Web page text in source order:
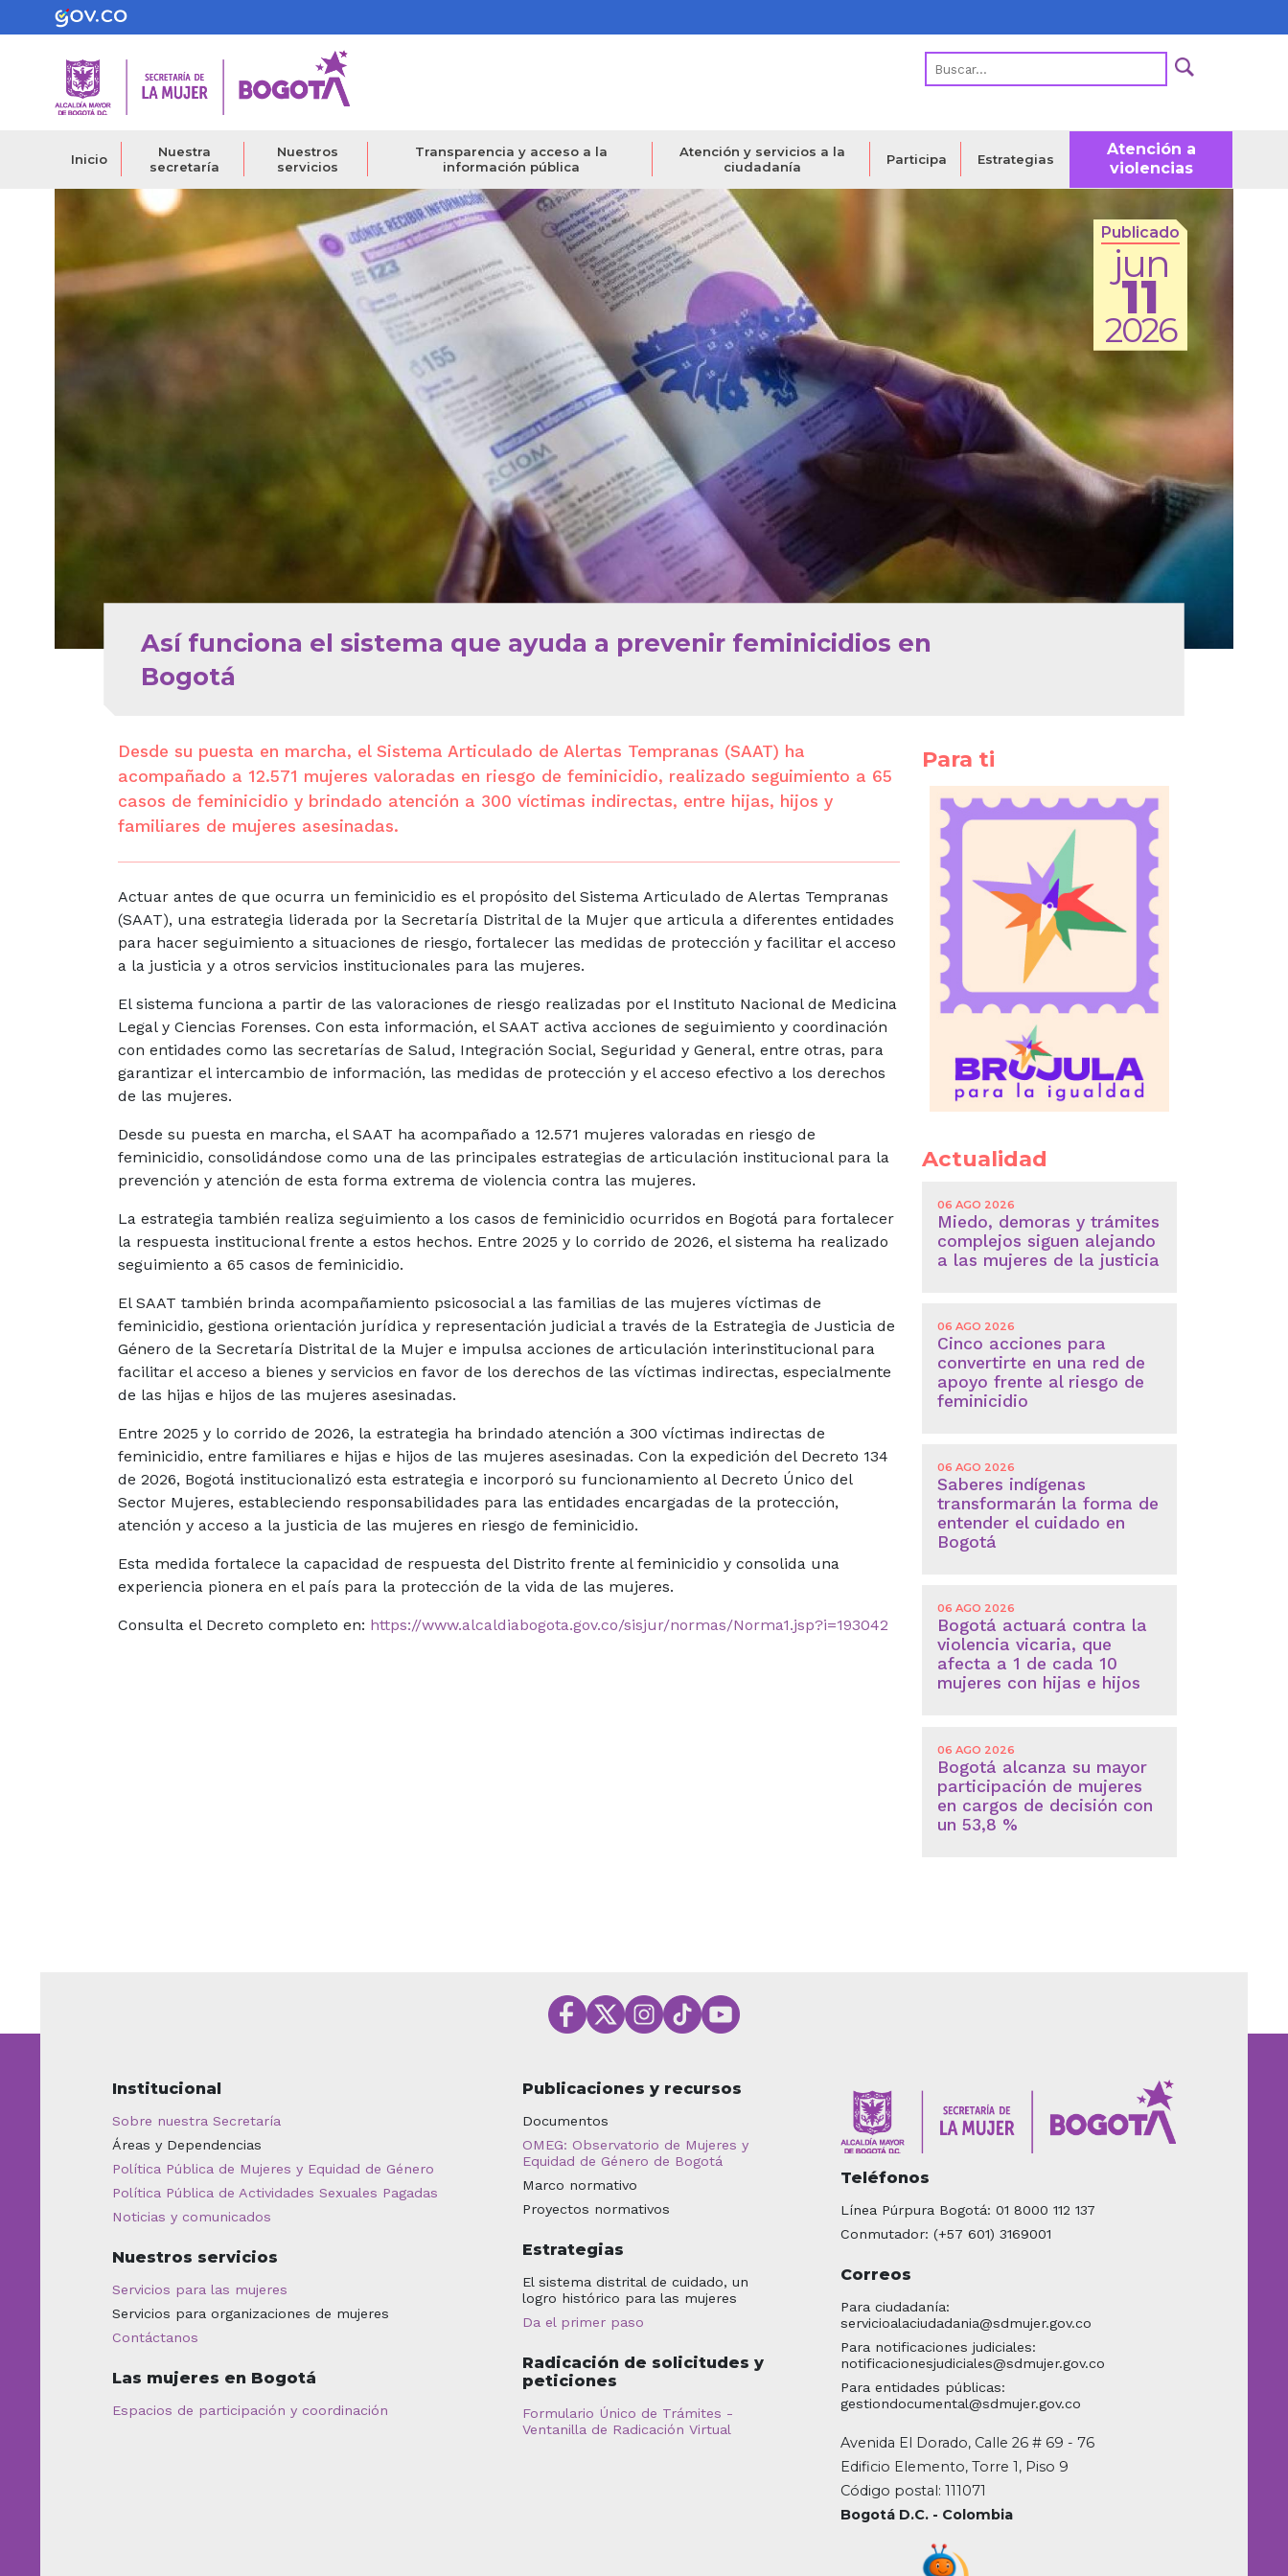
al
contenido
Inicio
Nuestra
secretaría
Nuestros
servicios
Transparencia y acceso a la
información pública
Atención y servicios a la
ciudadanía
Participa Estrategias
Atención a
violencias
Publicado
jun
11
2026
Así funciona el sistema que ayuda a prevenir feminicidios en
Bogotá
Desde su puesta en marcha, el Sistema Articulado de Alertas Tempranas (SAAT) ha
acompañado a 12.571 mujeres valoradas en riesgo de feminicidio, realizado seguimiento a 65
casos de feminicidio y brindado atención a 300 víctimas indirectas, entre hijas, hijos y
familiares de mujeres asesinadas.
Actuar antes de que ocurra un feminicidio es el propósito del Sistema Articulado de Alertas Tempranas
(SAAT), una estrategia liderada por la Secretaría Distrital de la Mujer que articula a diferentes entidades
para hacer seguimiento a situaciones de riesgo, fortalecer las medidas de protección y facilitar el acceso
a la justicia y a otros servicios institucionales para las mujeres.
El sistema funciona a partir de las valoraciones de riesgo realizadas por el Instituto Nacional de Medicina
Legal y Ciencias Forenses. Con esta información, el SAAT activa acciones de seguimiento y coordinación
con entidades como las secretarías de Salud, Integración Social, Seguridad y General, entre otras, para
garantizar el intercambio de información, las medidas de protección y el acceso efectivo a los derechos
de las mujeres.
Desde su puesta en marcha, el SAAT ha acompañado a 12.571 mujeres valoradas en riesgo de
feminicidio, consolidándose como una de las principales estrategias de articulación institucional para la
prevención y atención de esta forma extrema de violencia contra las mujeres.
La estrategia también realiza seguimiento a los casos de feminicidio ocurridos en Bogotá para fortalecer
la respuesta institucional frente a estos hechos. Entre 2025 y lo corrido de 2026, el sistema ha realizado
seguimiento a 65 casos de feminicidio.
El SAAT también brinda acompañamiento psicosocial a las familias de las mujeres víctimas de
feminicidio, gestiona orientación jurídica y representación judicial a través de la Estrategia de Justicia de
Género de la Secretaría Distrital de la Mujer e impulsa acciones de articulación interinstitucional para
facilitar el acceso a bienes y servicios en favor de los derechos de las víctimas indirectas, especialmente
de las hijas e hijos de las mujeres asesinadas.
Entre 2025 y lo corrido de 2026, la estrategia ha brindado atención a 300 víctimas indirectas de
feminicidio, entre familiares e hijas e hijos de las mujeres asesinadas. Con la expedición del Decreto 134
de 2026, Bogotá institucionalizó esta estrategia e incorporó su funcionamiento al Decreto Único del
Sector Mujeres, estableciendo responsabilidades para las entidades encargadas de la protección,
atención y acceso a la justicia de las mujeres en riesgo de feminicidio.
Esta medida fortalece la capacidad de respuesta del Distrito frente al feminicidio y consolida una
experiencia pionera en el país para la protección de la vida de las mujeres.
Consulta el Decreto completo en: https://www.alcaldiabogota.gov.co/sisjur/normas/Norma1.jsp?i=193042
Para ti
Actualidad
06 AGO 2026
Miedo, demoras y trámites
complejos siguen alejando
a las mujeres de la justicia
06 AGO 2026
Cinco acciones para
convertirte en una red de
apoyo frente al riesgo de
feminicidio
06 AGO 2026
Saberes indígenas
transformarán la forma de
entender el cuidado en
Bogotá
06 AGO 2026
Bogotá actuará contra la
violencia vicaria, que
afecta a 1 de cada 10
mujeres con hijas e hijos
06 AGO 2026
Bogotá alcanza su mayor
participación de mujeres
en cargos de decisión con
un 53,8 %
Institucional
Sobre nuestra Secretaría
Áreas y Dependencias
Política Pública de Mujeres y Equidad de Género
Política Pública de Actividades Sexuales Pagadas
Noticias y comunicados
Nuestros servicios
Servicios para las mujeres
Servicios para organizaciones de mujeres
Contáctanos
Las mujeres en Bogotá
Espacios de participación y coordinación
Publicaciones y recursos
Documentos
OMEG: Observatorio de Mujeres y
Equidad de Género de Bogotá
Marco normativo
Proyectos normativos
Estrategias
El sistema distrital de cuidado, un
logro histórico para las mujeres
Da el primer paso
Radicación de solicitudes y
peticiones
Formulario Único de Trámites -
Ventanilla de Radicación Virtual
Teléfonos
Línea Púrpura Bogotá: 01 8000 112 137
Conmutador: (+57 601) 3169001
Correos
Para ciudadanía:
servicioalaciudadania@sdmujer.gov.co
Para notificaciones judiciales:
notificacionesjudiciales@sdmujer.gov.co
Para entidades públicas:
gestiondocumental@sdmujer.gov.co
Avenida El Dorado, Calle 26 # 69 - 76
Edificio Elemento, Torre 1, Piso 9
Código postal: 111071
Bogotá D.C. - Colombia